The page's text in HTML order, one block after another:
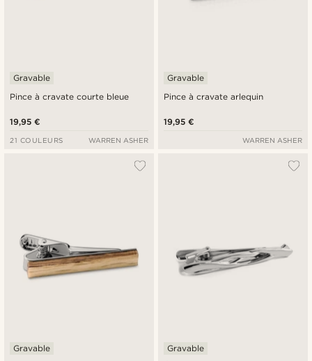
Pince à cravate courte bleue
Gravable
19,95 €
21 COULEURS WARREN ASHER
Pince à cravate arlequin
Gravable
19,95 €
WARREN ASHER
Gravable Gravable